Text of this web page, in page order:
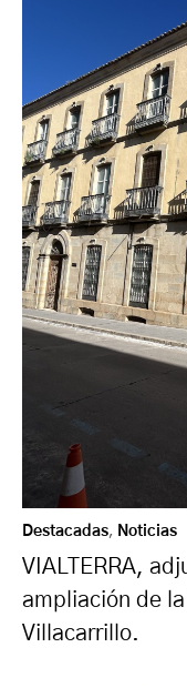
Destacadas, Noticias
VIALTERRA,
ampliación de
Villacarrillo.